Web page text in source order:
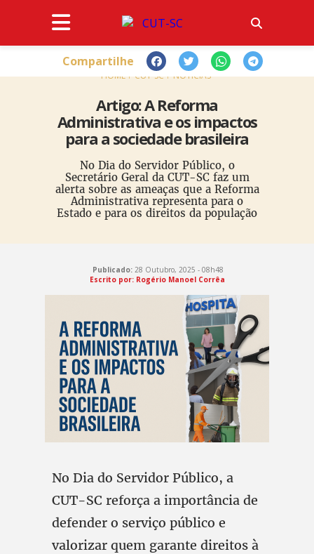
HOME CUT-SC NOTÍCIAS
Artigo: A Reforma
Administrativa e os impactos
para a sociedade brasileira
No Dia do Servidor Público, o
Secretário Geral da CUT-SC faz um
alerta sobre as ameaças que a Reforma
Administrativa representa para o
Estado e para os direitos da população
Compartilhe
Publicado: 28 Outubro, 2025 - 08h48
Escrito por: Rogério Manoel Corrêa
No Dia do Servidor Público, a
CUT-SC reforça a importância de
defender o serviço público e
valorizar quem garante direitos à